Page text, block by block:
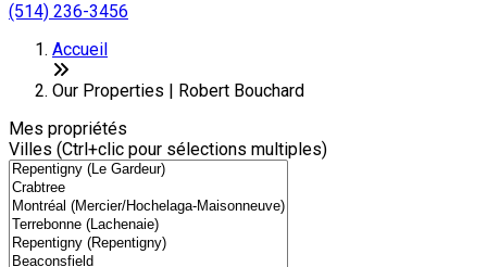
(514) 236-3456
+
−
Accueil
Our Properties | Robert Bouchard
Mes propriétés
Villes (Ctrl+clic pour sélections multiples)